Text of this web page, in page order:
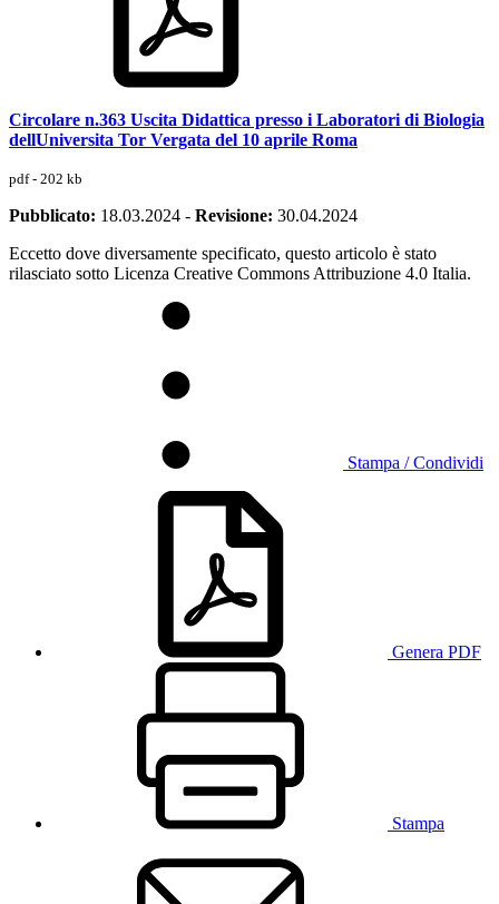
Circolare n.363 Uscita Didattica presso i Laboratori di Biologia
dellUniversita Tor Vergata del 10 aprile Roma
pdf - 202 kb
Pubblicato: 18.03.2024 - Revisione: 30.04.2024
Eccetto dove diversamente specificato, questo articolo è stato
rilasciato sotto Licenza Creative Commons Attribuzione 4.0 Italia.
Stampa / Condividi
Genera PDF
Stampa